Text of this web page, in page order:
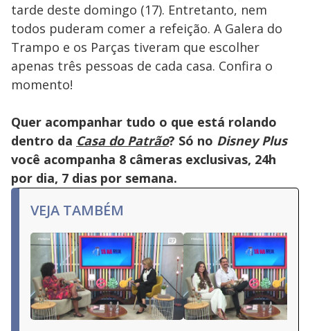
tarde deste domingo (17). Entretanto, nem
todos puderam comer a refeição. A Galera do
Trampo e os Parças tiveram que escolher
apenas três pessoas de cada casa. Confira o
momento!
Quer acompanhar tudo o que está rolando
dentro da Casa do Patrão? Só no Disney Plus
você acompanha 8 câmeras exclusivas, 24h
por dia, 7 dias por semana.
VEJA TAMBÉM